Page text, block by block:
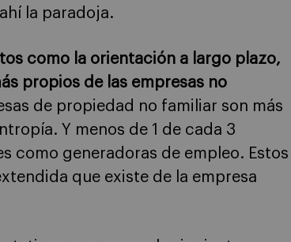
la paradoja.
como la orientación a largo plazo,
propios de las empresas no
de propiedad no familiar son más
Y menos de 1 de cada 3
como generadoras de empleo. Estos
que existe de la empresa